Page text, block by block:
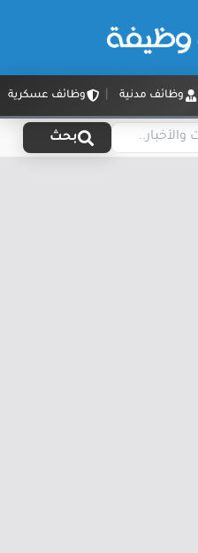
وظائف مدنية وظائف عسكرية
بحث